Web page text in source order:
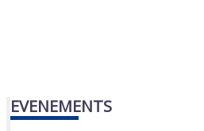
EVENEMENTS